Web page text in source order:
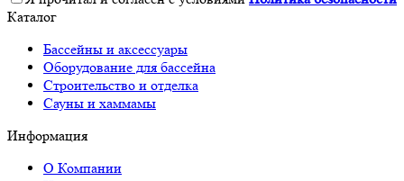
Каталог
Бассейны и аксессуары
Оборудование для бассейна
Строительство и отделка
Сауны и хаммамы
Информация
О Компании